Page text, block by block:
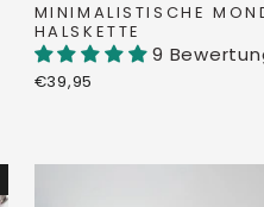
MINIMALISTISCHE
HALSKETTE
9
€39,95